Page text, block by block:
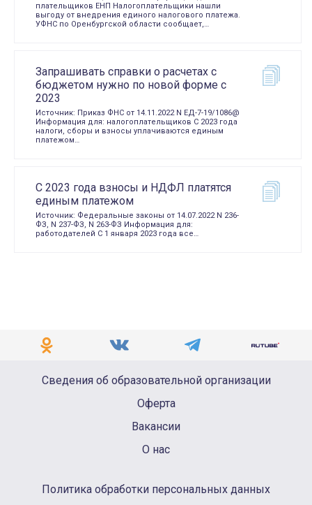
плательщиков ЕНП Налогоплательщики нашли
выгоду от внедрения единого налогового платежа.
УФНС по Оренбургской области сообщает,…
Запрашивать справки о расчетах с
бюджетом нужно по новой форме c
2023
Источник: Приказ ФНС от 14.11.2022 N ЕД-7-19/1086@
Информация для: налогоплательщиков С 2023 года
налоги, сборы и взносы уплачиваются единым
платежом…
С 2023 года взносы и НДФЛ платятся
единым платежом
Источник: Федеральные законы от 14.07.2022 N 236-
ФЗ, N 237-ФЗ, N 263-ФЗ Информация для:
работодателей С 1 января 2023 года все…
Сведения об образовательной организации
Оферта
Вакансии
О нас
Политика обработки персональных данных